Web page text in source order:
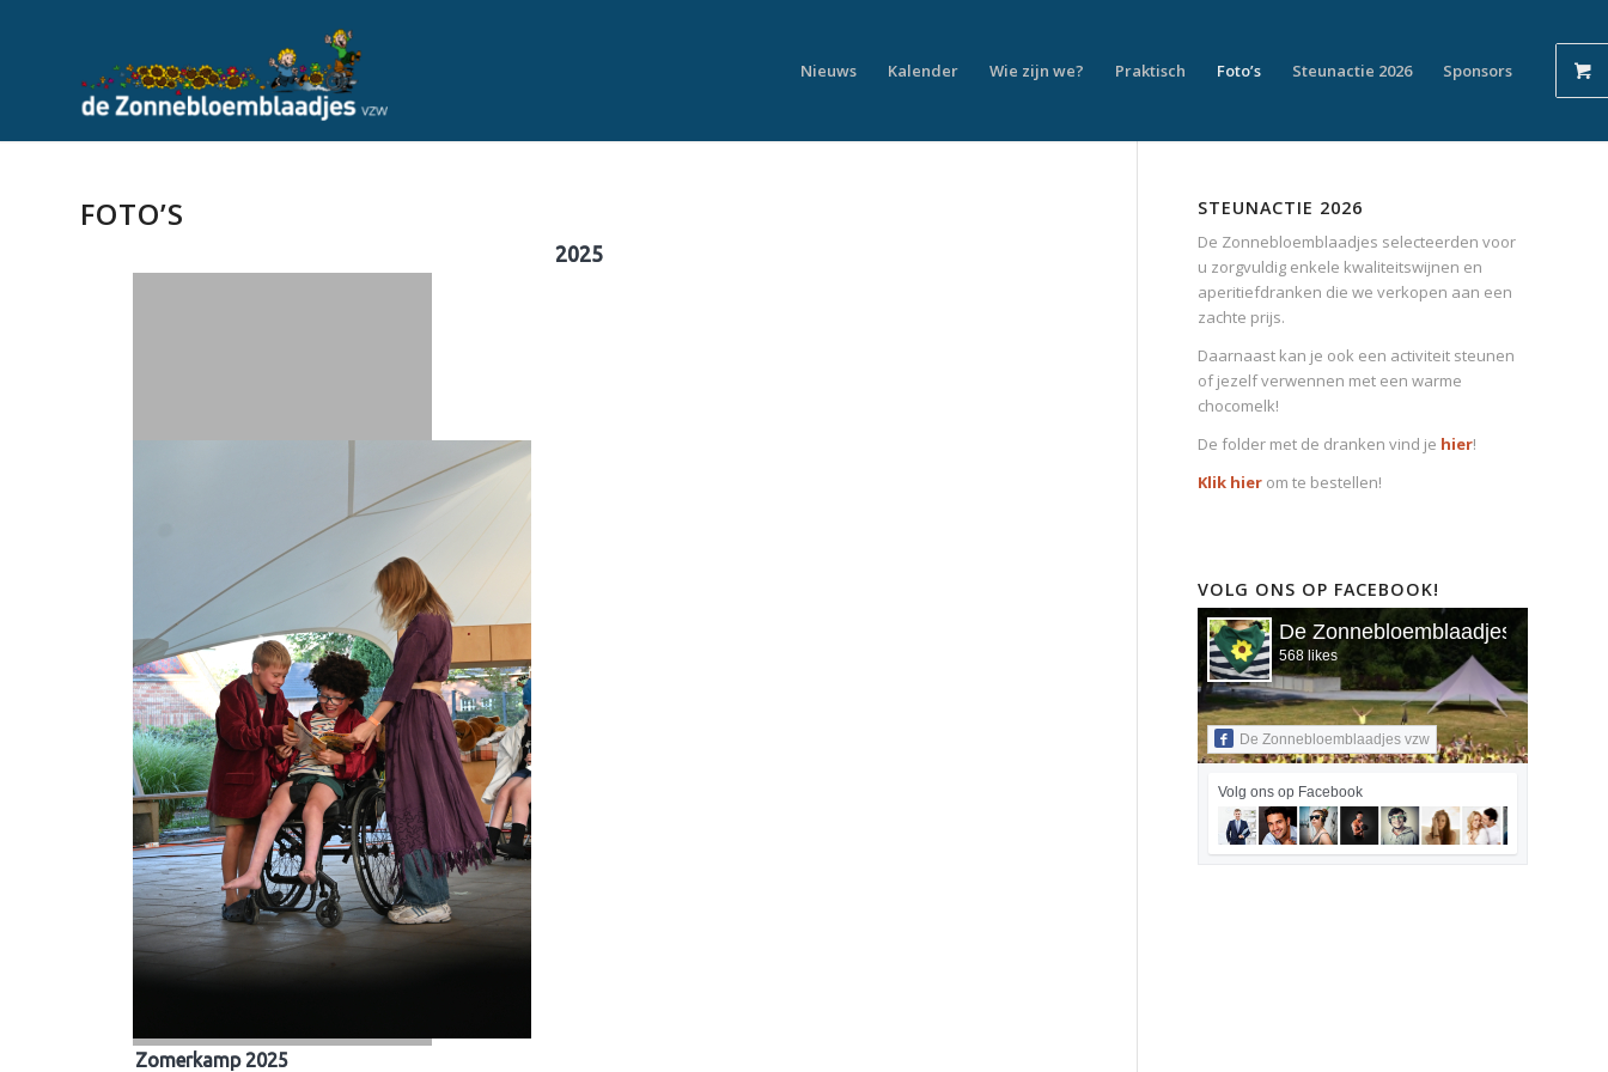
Nieuws Kalender Wie zijn we? Praktisch Foto’s Steunactie 2026 Sponsors
FOTO’S
2025
Zomerkamp 2025
STEUNACTIE 2026
De Zonnebloemblaadjes selecteerden voor
u zorgvuldig enkele kwaliteitswijnen en
aperitiefdranken die we verkopen aan een
zachte prijs.
Daarnaast kan je ook een activiteit steunen
of jezelf verwennen met een warme
chocomelk!
De folder met de dranken vind je hier!
Klik hier om te bestellen!
VOLG ONS OP FACEBOOK!
De Zonnebloemblaadjes vzw
568 likes
De Zonnebloemblaadjes vzw
Volg ons op Facebook